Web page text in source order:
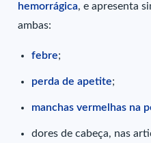
hemorrágica, e apresenta
ambas:
febre;
perda de apetite;
manchas vermelhas na
dores de cabeça, nas